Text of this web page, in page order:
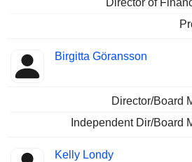
Director of
Birgitta Göransson
Director/Board
Independent Dir/Board
Kelly Londy